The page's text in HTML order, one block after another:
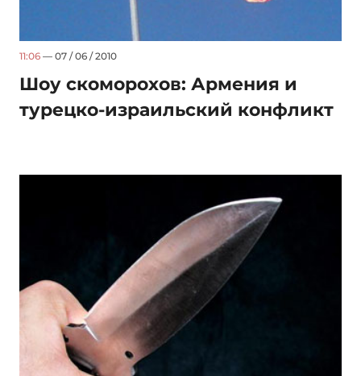
11:06 — 07 / 06 / 2010
Шоу скоморохов: Армения и
турецко-израильский конфликт